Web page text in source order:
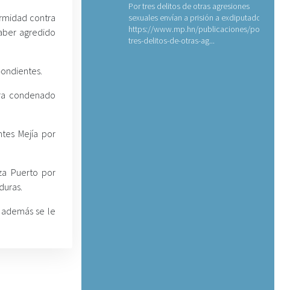
contra
agredido
condenado
Mejía por
Puerto por
se le
Por tres delitos de otras agresiones
sexuales envían a prisión a exdiputado
https://www.mp.hn/publicaciones/por-
tres-delitos-de-otras-ag...